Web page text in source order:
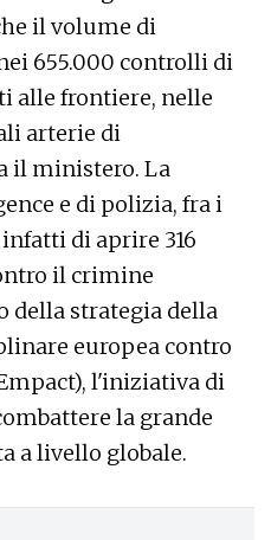
il volume di
655.000 controlli di
alle frontiere, nelle
arterie di
il ministero. La
e di polizia, fra i
di aprire 316
il crimine
della strategia della
europea contro
l'iniziativa di
la grande
a livello globale.